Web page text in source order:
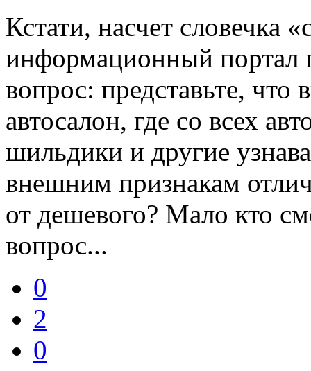
Кстати, насчет словечка
информационный портал
вопрос: представьте,
автосалон, где со всех
шильдики и другие
внешним признакам
от дешевого? Мало кто
вопрос...
0
2
0